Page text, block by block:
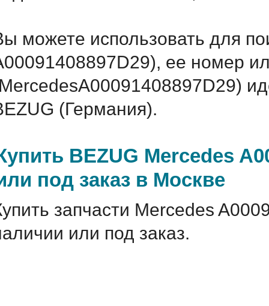
можете использовать для
ее номер
(Германия).
BEZUG Mercedes
под заказ в Москве
запчасти Mercedes
или под заказ.